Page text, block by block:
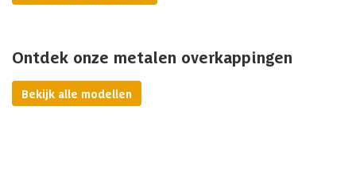
Ontdek onze metalen overkappingen
Bekijk alle modellen